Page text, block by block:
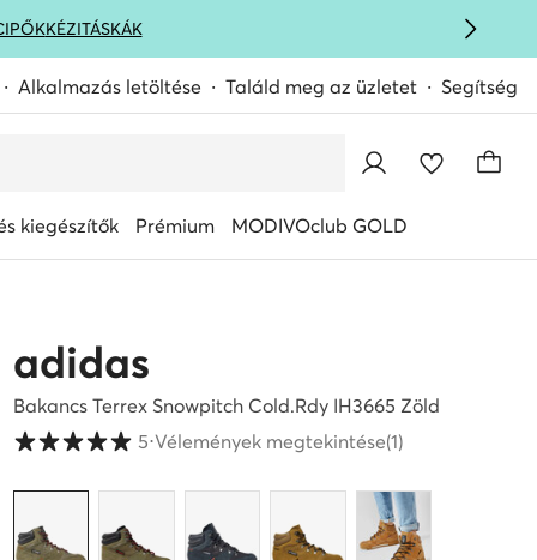
KÉZITÁSKÁK
Alkalmazás letöltése Találd meg az üzletet Segítség
kiegészítők Prémium MODIVOclub GOLD
adidas
Bakancs Terrex Snowpitch Cold.Rdy IH3665 Zöld
Vásárlói értékelések 1-5 skálán
5⋅Vélemények megtekintése(1)